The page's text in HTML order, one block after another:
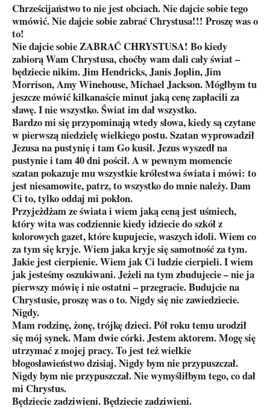
Chrześcijaństwo to nie jest obciach. Nie dajcie sobie tego
wmówić. Nie dajcie sobie zabrać Chrystusa!!! Proszę was o
to!
Nie dajcie sobie ZABRAĆ CHRYSTUSA! Bo kiedy
zabiorą Wam Chrystusa, choćby wam dali cały świat –
będziecie nikim. Jim Hendricks, Janis Joplin, Jim
Morrison, Amy Winehouse, Michael Jackson. Mógłbym tu
jeszcze mówić kilkanaście minut jaką cenę zapłacili za
sławę. I nie wszystko. Świat im dał wszystko.
Bardzo mi się przypominają wtedy słowa, kiedy są czytane
w pierwszą niedzielę wielkiego postu. Szatan wyprowadził
Jezusa na pustynię i tam Go kusił. Jezus wyszedł na
pustynie i tam 40 dni pościł. A w pewnym momencie
szatan pokazuje mu wszystkie królestwa świata i mówi: to
jest niesamowite, patrz, to wszystko do mnie należy. Dam
Ci to, tylko oddaj mi pokłon.
Przyjeżdżam ze świata i wiem jaką ceną jest uśmiech,
który wita was codziennie kiedy idziecie do szkół z
kolorowych gazet, które kupujecie, waszych idoli. Wiem co
za tym się kryje. Wiem jaka kryje się samotność za tym.
Jakie jest cierpienie. Wiem jak Ci ludzie cierpieli. I wiem
jak jesteśmy oszukiwani. Jeżeli na tym zbudujecie – nie ja
pierwszy mówię i nie ostatni – przegracie. Budujcie na
Chrystusie, proszę was o to. Nigdy się nie zawiedziecie.
Nigdy.
Mam rodzinę, żonę, trójkę dzieci. Pół roku temu urodził
się mój synek. Mam dwie córki. Jestem aktorem. Mogę się
utrzymać z mojej pracy. To jest też wielkie
błogosławieństwo dzisiaj. Nigdy bym nie przypuszczał.
Nigdy bym nie przypuszczał. Nie wymyśliłbym tego, co dał
mi Chrystus.
Będziecie zadziwieni. Będziecie zadziwieni.